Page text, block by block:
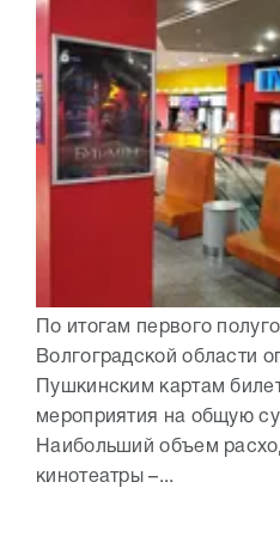
По итогам первого
Волгоградской области
Пушкинским картам
мероприятия на общую
Наибольший объем
кинотеатры –...